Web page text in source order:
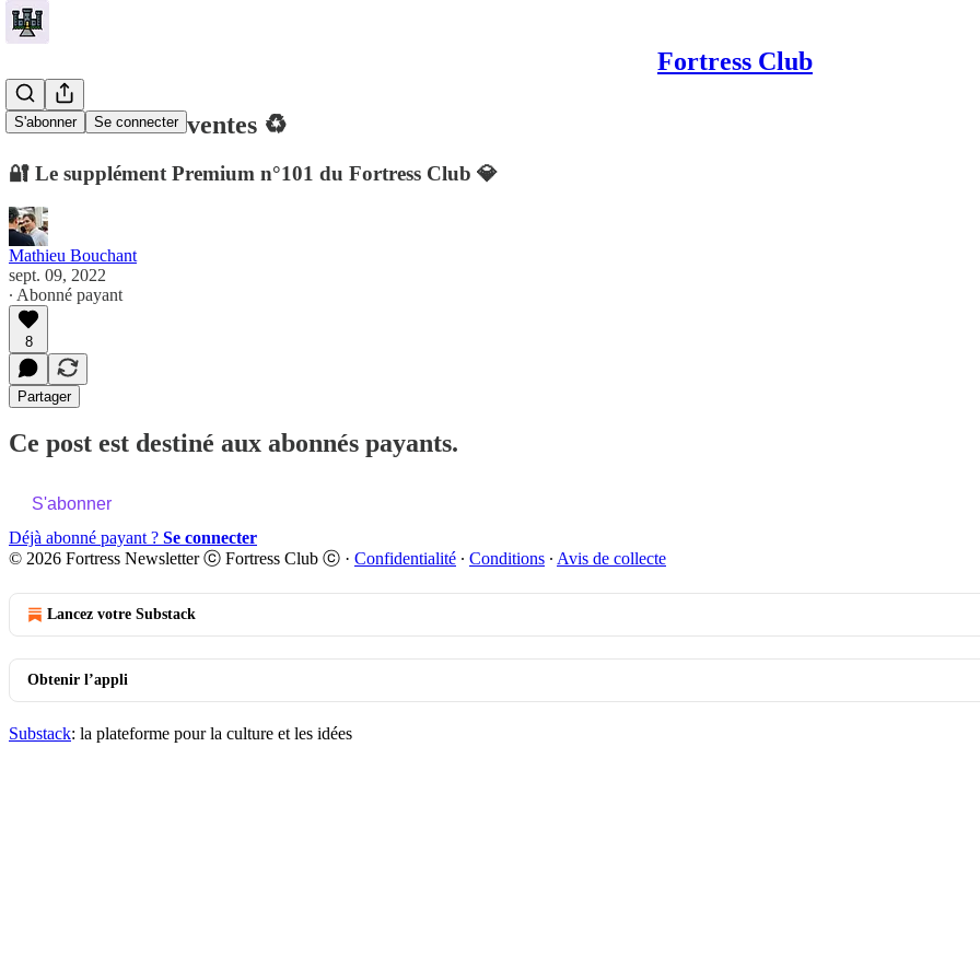
Fortress Club
S'abonner Se connecter
🏰 4 achats & 2 ventes ♻️
🔐 Le supplément Premium n°101 du Fortress Club 💎
Mathieu Bouchant
sept. 09, 2022
∙ Abonné payant
8
Partager
Ce post est destiné aux abonnés payants.
S'abonner
Déjà abonné payant ? Se connecter
© 2026 Fortress Newsletter ⓒ Fortress Club ⓒ · Confidentialité ∙ Conditions ∙ Avis de collecte
Lancez votre Substack
Obtenir l’appli
Substack: la plateforme pour la culture et les idées